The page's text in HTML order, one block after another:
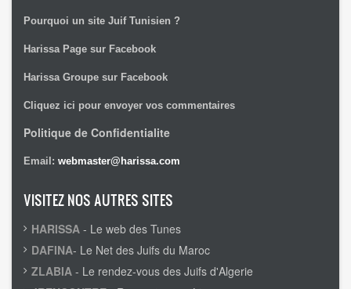
Pourquoi un site Juif Tunisien ?
Harissa Page sur Facebook
Harissa Groupe sur Facebook
Cliquez ici pour envoyer vos commentaires
Politique de Confidentialite
Email: webmaster@harissa.com
VISITEZ NOS AUTRES SITES
HARISSA - Le web des Tunes
DAFINA- Le Net des Juifs du Maroc
ZLABIA - Le rendez-vous des Juifs d'Algerie